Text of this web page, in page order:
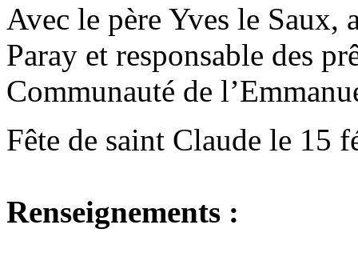
Avec le père Yves le Saux,
Paray et responsable des
Communauté de
Fête de saint Claude le 15
Renseignements :